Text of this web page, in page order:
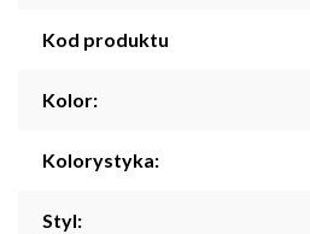
Kod produktu
Kolor:
Kolorystyka:
Styl: